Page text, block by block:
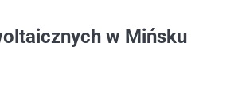
w Mińsku